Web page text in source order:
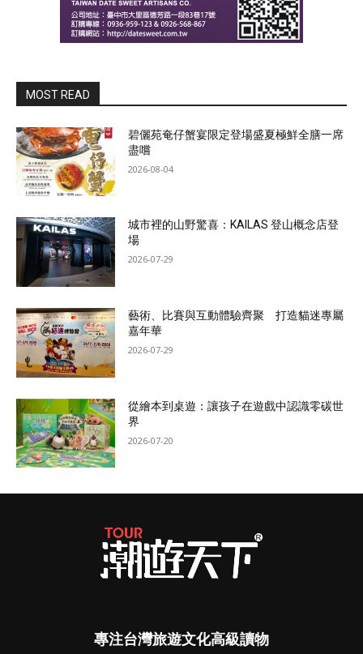
MOST READ
碧儷苑奄仔蟹宴限定登場盛夏極鮮全膳一席
盡嚐
2026-08-04
城市裡的山野驚喜：KAILAS 登山概念店登
場
2026-07-29
藝術、比賽與互動體驗齊聚 打造貓迷專屬
嘉年華
2026-07-29
從繪本到桌遊：讓孩子在遊戲中認識零碳世
界
2026-07-20
專注台灣旅遊文化高級讀物